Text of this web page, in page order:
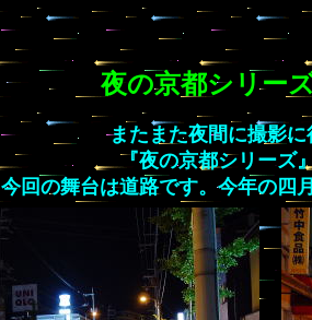
夜の京都シリー
またまた夜間に撮影
『夜の京都シリーズ
今回の舞台は道路です。今年の四